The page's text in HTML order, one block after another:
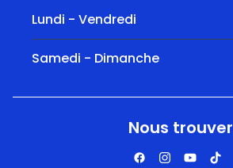
Lundi - Vendredi
Samedi - Dimanche
Nous trouver